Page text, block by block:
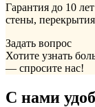
Гарантия до 10
стены, перекрытия
Задать вопрос
Хотите узнать
— спросите нас!
С нами